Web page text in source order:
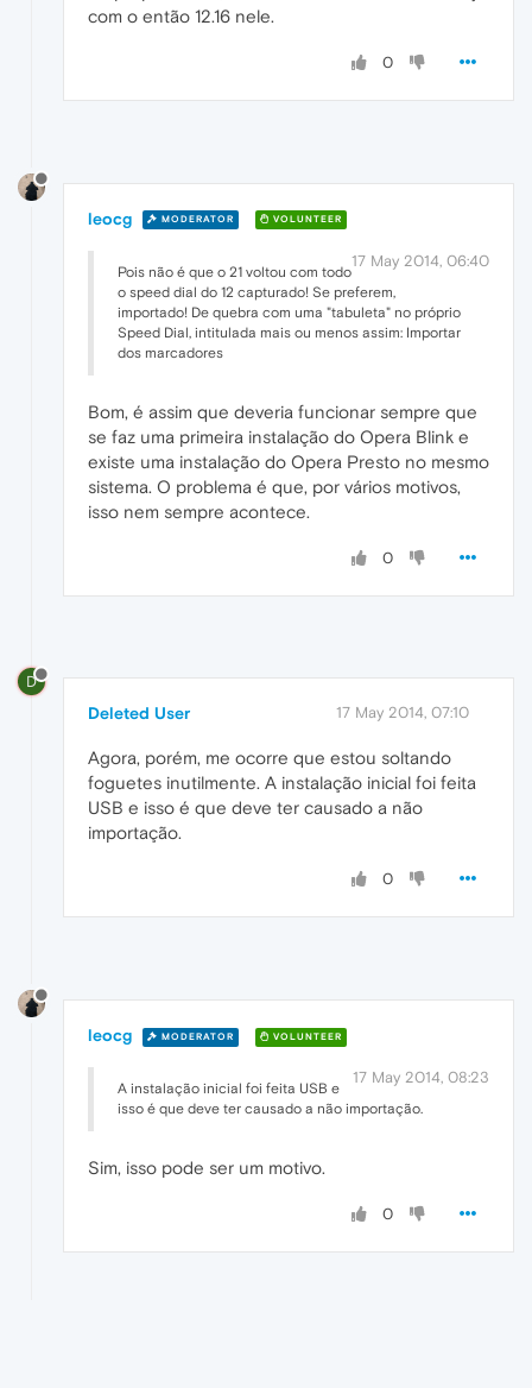
com o então 12.16 nele.
0
leocg MODERATOR VOLUNTEER
17 May 2014, 06:40
Pois não é que o 21 voltou com todo
o speed dial do 12 capturado! Se preferem,
importado! De quebra com uma "tabuleta" no próprio
Speed Dial, intitulada mais ou menos assim: Importar
dos marcadores
Bom, é assim que deveria funcionar sempre que
se faz uma primeira instalação do Opera Blink e
existe uma instalação do Opera Presto no mesmo
sistema. O problema é que, por vários motivos,
isso nem sempre acontece.
0
D
Deleted User 17 May 2014, 07:10
Agora, porém, me ocorre que estou soltando
foguetes inutilmente. A instalação inicial foi feita
USB e isso é que deve ter causado a não
importação.
0
leocg MODERATOR VOLUNTEER
17 May 2014, 08:23
A instalação inicial foi feita USB e
isso é que deve ter causado a não importação.
Sim, isso pode ser um motivo.
0